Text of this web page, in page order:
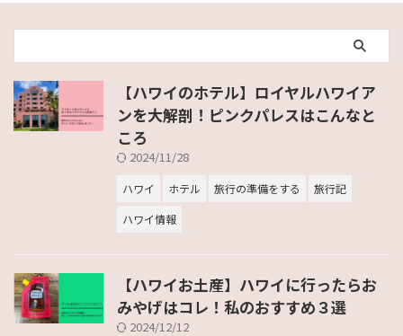
【ハワイのホテル】ロイヤルハワイア
ンを大解剖！ピンクパレスはこんなと
ころ
2024/11/28
ハワイ ホテル 旅行の準備をする
旅行記
ハワイ情報
【ハワイお土産】ハワイに行ったらお
みやげはコレ！私のおすすめ３選
2024/12/12